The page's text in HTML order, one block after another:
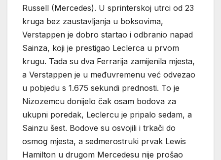
Russell (Mercedes). U sprinterskoj utrci od 23
kruga bez zaustavljanja u boksovima,
Verstappen je dobro startao i odbranio napad
Sainza, koji je prestigao Leclerca u prvom
krugu. Tada su dva Ferrarija zamijenila mjesta,
a Verstappen je u međuvremenu već odvezao
u pobjedu s 1.675 sekundi prednosti. To je
Nizozemcu donijelo čak osam bodova za
ukupni poredak, Leclercu je pripalo sedam, a
Sainzu šest. Bodove su osvojili i trkači do
osmog mjesta, a sedmerostruki prvak Lewis
Hamilton u drugom Mercedesu nije prošao